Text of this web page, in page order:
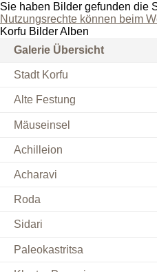
Sie haben Bilder gefunden die
Nutzungsrechte können beim
Korfu Bilder Alben
Galerie Übersicht
Stadt Korfu
Alte Festung
Mäuseinsel
Achilleion
Acharavi
Roda
Sidari
Paleokastritsa